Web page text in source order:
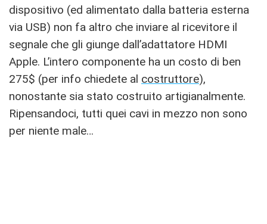
dispositivo (ed alimentato dalla batteria esterna
via USB) non fa altro che inviare al ricevitore il
segnale che gli giunge dall’adattatore HDMI
Apple. L’intero componente ha un costo di ben
275$ (per info chiedete al costruttore),
nonostante sia stato costruito artigianalmente.
Ripensandoci, tutti quei cavi in mezzo non sono
per niente male…